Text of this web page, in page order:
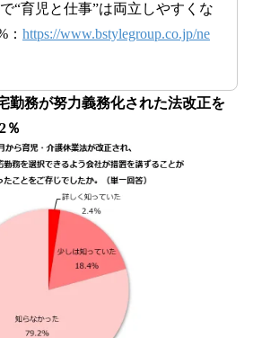
“育児と仕事”は両立しやすくな
： https://www.bstylegroup.co.jp/ne
勤務が努力義務化された法改正を
％